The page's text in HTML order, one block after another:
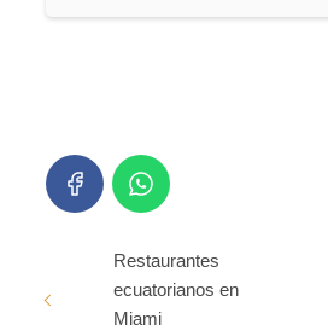
Restaurantes
ecuatorianos en
Miami